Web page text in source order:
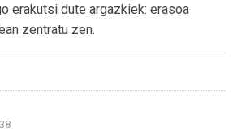
erakutsi dute argazkiek: erasoa
zentratu zen.